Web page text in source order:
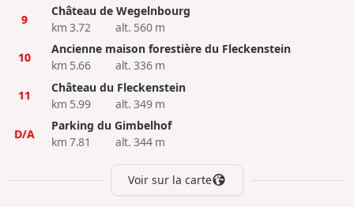
9
Château de Wegelnbourg
km 3.72
alt. 560 m
10
Ancienne maison forestière du Fleckenstein
km 5.66
alt. 336 m
11
Château du Fleckenstein
km 5.99
alt. 349 m
D/A
Parking du Gimbelhof
km 7.81
alt. 344 m
Voir sur la carte